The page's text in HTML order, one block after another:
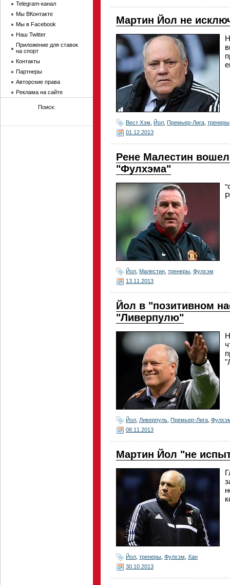
Мартин Йол не
Вест Хэм Йол Премьер-Лига тренеры
01.12.2013
Рене Малестин
"Фулхэма"
Йол Малестин тренеры Фулхэм
13.11.2013
Йол в "позитивном
"Ливерпулю"
Йол Ливерпуль Премьер-Лига
08.11.2013
Мартин Йол "не
Йол тренеры Фулхэм Хан
30.10.2013
Telegram-канал
Мы ВКонтакте
Мы в Facebook
Наш Twitter
Приложение для ставок
на спорт
Контакты
Партнеры
Авторские права
Реклама на сайте
Поиск: